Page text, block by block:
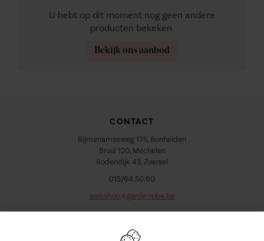
U hebt op dit moment nog geen andere
producten bekeken.
Bekijk ons aanbod
CONTACT
Rijmenamseweg 175, Bonheiden
Bruul 120, Mechelen
Rodendijk 43, Zoersel
015/64.50.60
webshop@garde-robe.be